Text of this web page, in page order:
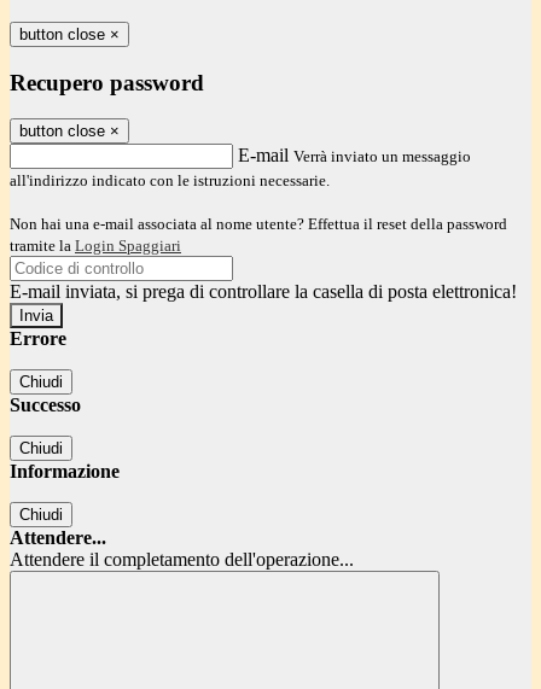
button close ×
Recupero password
button close ×
E-mail Verrà inviato un messaggio
all'indirizzo indicato con le istruzioni necessarie.
Non hai una e-mail associata al nome utente? Effettua il reset della password
tramite la Login Spaggiari
E-mail inviata, si prega di controllare la casella di posta elettronica!
Errore
Chiudi
Successo
Chiudi
Informazione
Chiudi
Attendere...
Attendere il completamento dell'operazione...